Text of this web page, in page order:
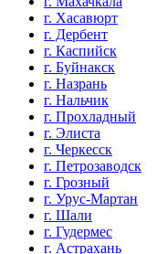
г. Хасавюрт
г. Дербент
г. Каспийск
г. Буйнакск
г. Назрань
г. Нальчик
г. Прохладный
г. Элиста
г. Черкесск
г. Петрозаводск
г. Грозный
г. Урус-Мартан
г. Шали
г. Гудермес
г. Астрахань